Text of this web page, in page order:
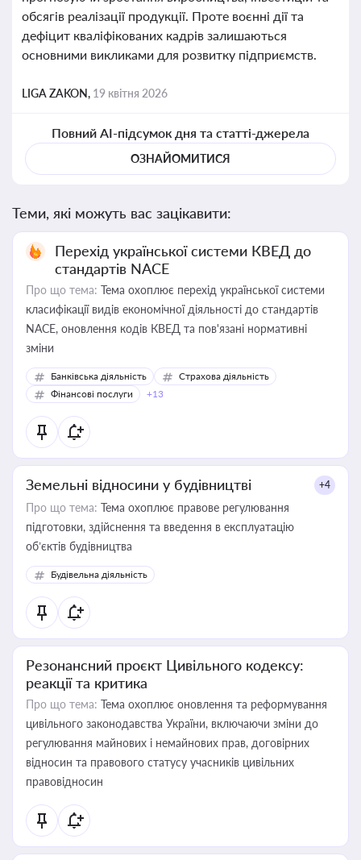
обсягів реалізації продукції. Проте воєнні дії та
дефіцит кваліфікованих кадрів залишаються
основними викликами для розвитку підприємств.
LIGA ZAKON, 19 квітня 2026
Повний AI-підсумок дня та статті-джерела
ОЗНАЙОМИТИСЯ
Теми, які можуть вас зацікавити:
Перехід української системи КВЕД до
стандартів NACE
Про що тема: Тема охоплює перехід української системи
класифікації видів економічної діяльності до стандартів
NACE, оновлення кодів КВЕД та пов'язані нормативні
зміни
Банківська діяльність
Страхова діяльність
Фінансові послуги
+13
Земельні відносини у будівництві +4
Про що тема: Тема охоплює правове регулювання
підготовки, здійснення та введення в експлуатацію
об’єктів будівництва
Будівельна діяльність
Резонансний проєкт Цивільного кодексу:
реакції та критика
Про що тема: Тема охоплює оновлення та реформування
цивільного законодавства України, включаючи зміни до
регулювання майнових і немайнових прав, договірних
відносин та правового статусу учасників цивільних
правовідносин